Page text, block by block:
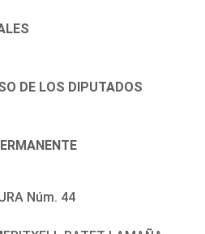
DE LOS DIPUTADOS
Núm. 44